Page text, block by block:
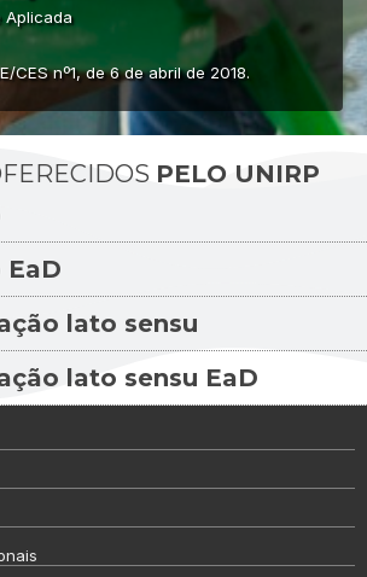
Aplicada
CES nº1, de 6 de abril de 2018.
PELO UNIRP
EaD
lato sensu
lato sensu EaD